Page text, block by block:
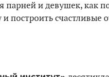
парней и девушек, как
построить счастливые